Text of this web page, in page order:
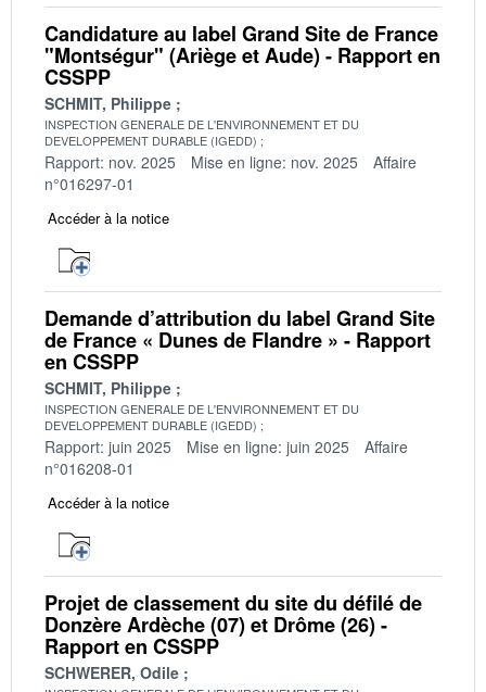
Candidature au label Grand Site de France
"Montségur" (Ariège et Aude) - Rapport en
CSSPP
SCHMIT, Philippe
INSPECTION GENERALE DE L'ENVIRONNEMENT ET DU
DEVELOPPEMENT DURABLE (IGEDD)
Rapport: nov. 2025 Mise en ligne: nov. 2025
Affaire
n°016297-01
Accéder à la notice
Demande d’attribution du label Grand Site
de France « Dunes de Flandre » - Rapport
en CSSPP
SCHMIT, Philippe
INSPECTION GENERALE DE L'ENVIRONNEMENT ET DU
DEVELOPPEMENT DURABLE (IGEDD)
Rapport: juin 2025 Mise en ligne: juin 2025
Affaire
n°016208-01
Accéder à la notice
Projet de classement du site du défilé de
Donzère Ardèche (07) et Drôme (26) -
Rapport en CSSPP
SCHWERER, Odile